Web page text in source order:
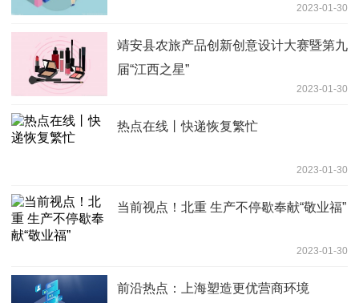
2023-01-30
靖安县农旅产品创新创意设计大赛暨第九
届“江西之星”
创意设计大赛命题终评工作会在南昌举行
2023-01-30
热点在线丨快递恢复繁忙
2023-01-30
当前视点！北重 生产不停歇奉献“敬业福”
2023-01-30
前沿热点：上海塑造更优营商环境